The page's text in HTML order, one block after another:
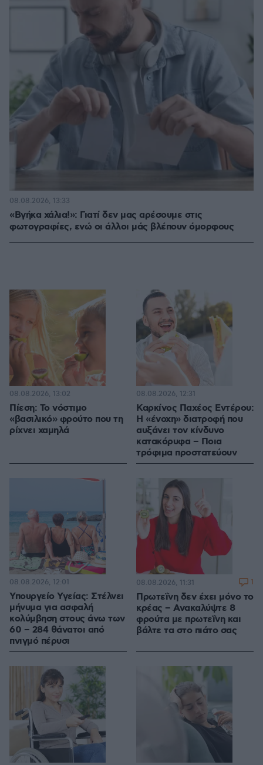
«Βγήκα χάλια!»: Γιατί δεν μας αρέσουμε στις
φωτογραφίες, ενώ οι άλλοι μάς βλέπουν όμορφους
08.08.2026, 13:33
Πίεση: Το νόστιμο
«βασιλικό» φρούτο που τη
ρίχνει χαμηλά
08.08.2026, 13:02
Καρκίνος Παχέος Εντέρου:
Η «ένοχη» διατροφή που
αυξάνει τον κίνδυνο
κατακόρυφα – Ποια
τρόφιμα προστατεύουν
08.08.2026, 12:31
Υπουργείο Υγείας: Στέλνει
μήνυμα για ασφαλή
κολύμβηση στους άνω των
60 – 284 θάνατοι από
πνιγμό πέρυσι
08.08.2026, 12:01
Πρωτεΐνη δεν έχει μόνο το
κρέας – Ανακαλύψτε 8
φρούτα με πρωτεΐνη και
βάλτε τα στο πιάτο σας
08.08.2026, 11:31 1